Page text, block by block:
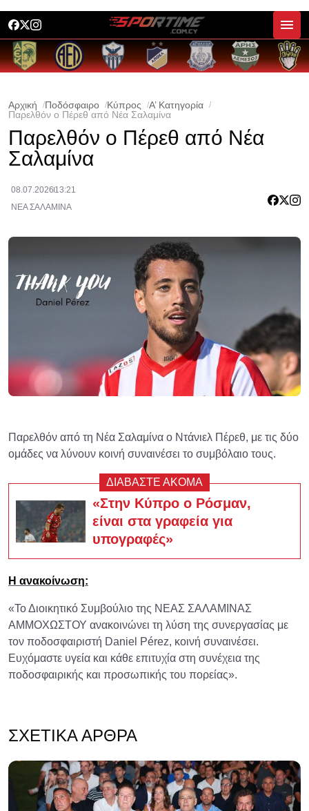
Αρχική Ποδόσφαιρο Κύπρος
Α’ Κατηγορία
Παρελθόν ο Πέρεθ από Νέα Σαλαμίνα
Παρελθόν ο Πέρεθ από Νέα
Σαλαμίνα
08.07.2026 13:21
ΝΕΑ ΣΑΛΑΜΙΝΑ
Παρελθόν από τη Νέα Σαλαμίνα ο Ντάνιελ Πέρεθ, με τις δύο
ομάδες να λύνουν κοινή συναινέσει το συμβόλαιο τους.
ΔΙΑΒΑΣΤΕ ΑΚΟΜΑ
«Στην Κύπρο ο Ρόσμαν,
είναι στα γραφεία για
υπογραφές»
Η ανακοίνωση:
«Το Διοικητικό Συμβούλιο της ΝΕΑΣ ΣΑΛΑΜΙΝΑΣ
ΑΜΜΟΧΩΣΤΟΥ ανακοινώνει τη λύση της συνεργασίας με
τον ποδοσφαιριστή Daniel Pérez, κοινή συναινέσει.
Ευχόμαστε υγεία και κάθε επιτυχία στη συνέχεια της
ποδοσφαιρικής και προσωπικής του πορείας».
ΣΧΕΤΙΚΆ ΆΡΘΡΑ